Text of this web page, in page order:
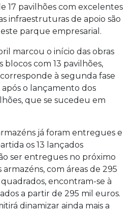
17 pavilhões com excelentes
infraestruturas de apoio são
parque empresarial.
marcou o início das obras
com 13 pavilhões,
à segunda fase
o lançamento dos
que se sucedeu em
já foram entregues e
os 13 lançados
ser entregues no próximo
com áreas de 295
encontram-se à
a partir de 295 mil euros.
dinamizar ainda mais a